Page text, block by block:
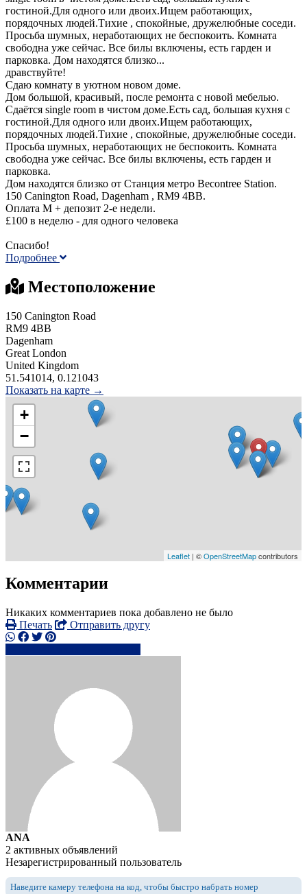
гостиной.Для одного или двоих.Ищем работающих,
порядочных людей.Тихие , спокойные, дружелюбные соседи.
Просьба шумных, неработающих не беспокоить. Комнатa
свободнa уже сейчас. Все билы включены, есть гарден и
парковка. Дом находятся близко...
дравствуйте!
Сдаю комнатy в уютном новом доме.
Дом большой, красивый, после ремонта с новой мебелью.
Сдаётся single room в чистом доме.Есть сад, большая кухня с
гостиной.Для одного или двоих.Ищем работающих,
порядочных людей.Тихие , спокойные, дружелюбные соседи.
Просьба шумных, неработающих не беспокоить. Комнатa
свободнa уже сейчас. Все билы включены, есть гарден и
парковка.
Дом находятся близко от Станция метро Becontree Station.
150 Canington Road, Dagenham , RM9 4BB.
Оплата M + депозит 2-е недели.
£100 в неделю - для одного человека
Спасибо!
Подробнее
Местоположение
150 Canington Road
RM9 4BB
Dagenham
Great London
United Kingdom
51.541014, 0.121043
Показать на карте →
+
−
Leaflet | ©OpenStreetMapcontributors
Комментарии
Никаких комментариев пока добавлено не было
Печать
Отправить другу
ANA
2 активных объявлений
Незарегистрированный пользователь
Наведите камеру телефона на код, чтобы быстро набрать номер